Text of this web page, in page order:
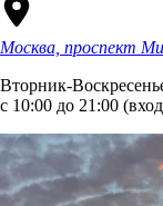
Москва, проспект
Вторник-
с 10:00 до 21:00